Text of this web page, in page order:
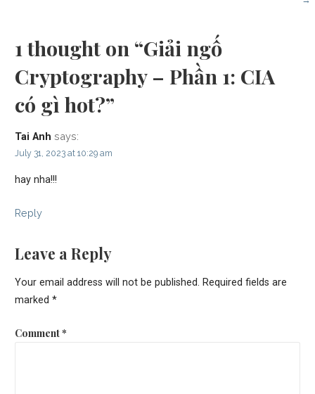
1 thought on “Giải ngố
Cryptography – Phần 1: CIA
có gì hot?”
Tai Anh says:
July 31, 2023 at 10:29 am
hay nha!!!
Reply
Leave a Reply
Your email address will not be published. Required fields are
marked *
Comment*